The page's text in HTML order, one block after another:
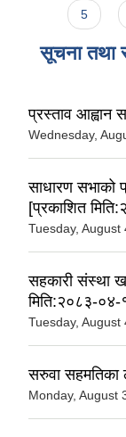
5
सूचना तथा
प्रस्ताव आह्वान
Wednesday,
साधारण सभाको
[प्रकाशित
Tuesday, August
सहकारी संस्था
मिति:२०८३-०४-
Tuesday,
सरुवा सहमतिका
Monday, August